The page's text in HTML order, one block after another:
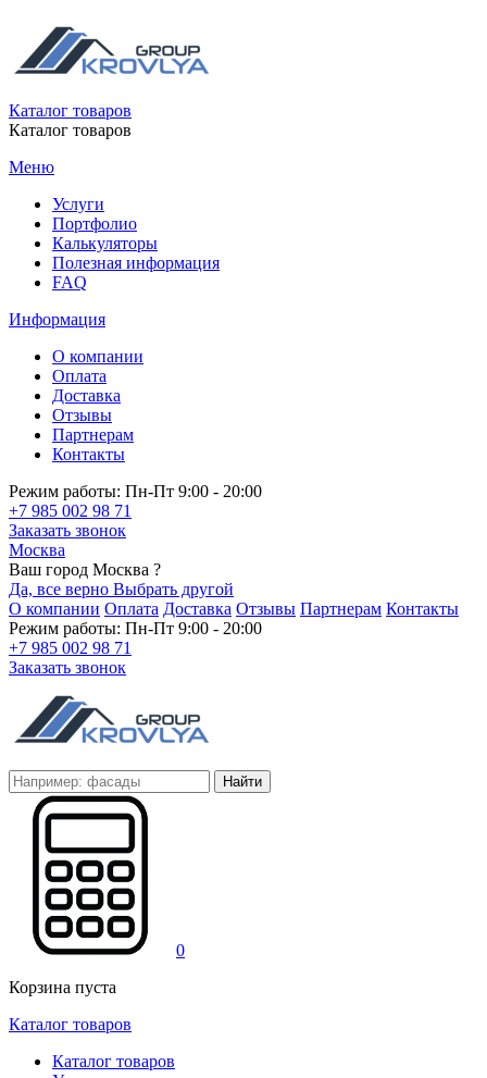
Каталог товаров
Каталог товаров
Меню
Услуги
Портфолио
Калькуляторы
Полезная информация
FAQ
Информация
О компании
Оплата
Доставка
Отзывы
Партнерам
Контакты
Режим работы: Пн-Пт 9:00 - 20:00
+7 985 002 98 71
Заказать звонок
Москва
Ваш город Москва ?
Да, все верно Выбрать другой
О компании Оплата Доставка Отзывы Партнерам Контакты
Режим работы: Пн-Пт 9:00 - 20:00
+7 985 002 98 71
Заказать звонок
Найти
0
Корзина пуста
Каталог товаров
Каталог товаров